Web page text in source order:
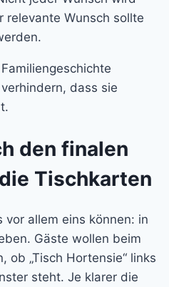
Wunsch sollte
dass sie
den finalen
Tischkarten
vor allem eins können: in
Gäste wollen beim
ob „Tisch Hortensie“ links
steht. Je klarer die